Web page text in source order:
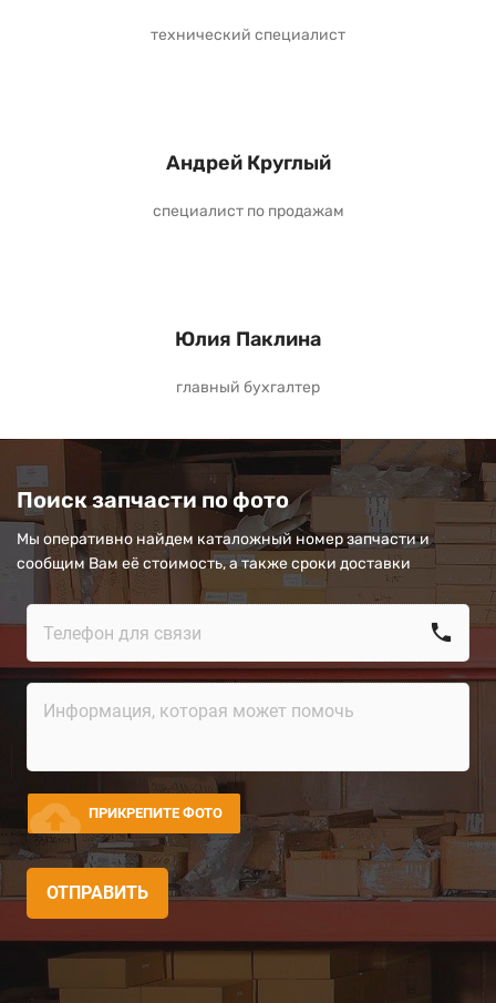
технический специалист
Андрей Круглый
специалист по продажам
Юлия Паклина
главный бухгалтер
Поиск запчасти по фото
Мы оперативно найдем каталожный номер запчасти и
сообщим Вам её стоимость, а также сроки доставки
call
cloud_upload ПРИКРЕПИТЕ ФОТО
ОТПРАВИТЬ